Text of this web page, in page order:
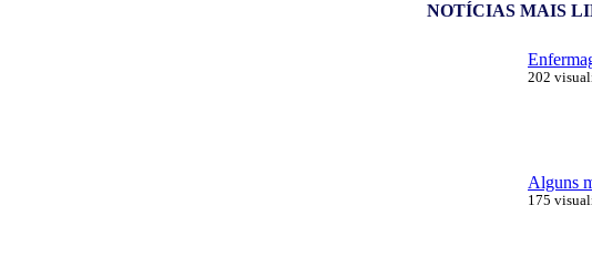
NOTÍCIAS MAIS
202
Alguns
175